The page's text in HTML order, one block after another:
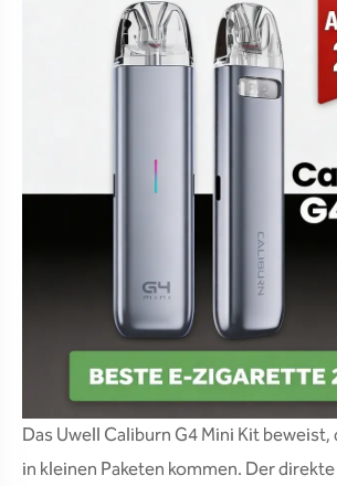
Das Uwell Caliburn G4 Mini Kit
in kleinen Paketen kommen. Der